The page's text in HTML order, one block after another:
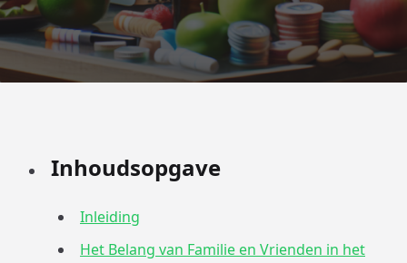
Inhoudsopgave
Inleiding
Het Belang van Familie en Vrienden in het